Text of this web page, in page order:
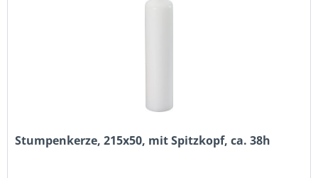
Stumpenkerze, 215x50, mit Spitzkopf, ca. 38h